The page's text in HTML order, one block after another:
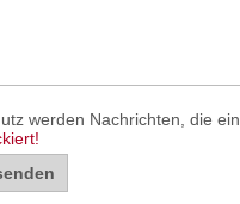
werden Nachrichten, die ein